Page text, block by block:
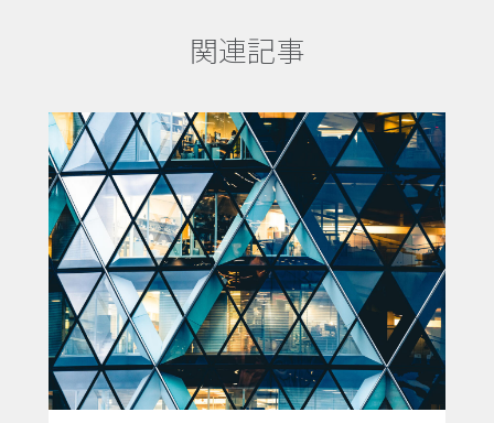
関連記事